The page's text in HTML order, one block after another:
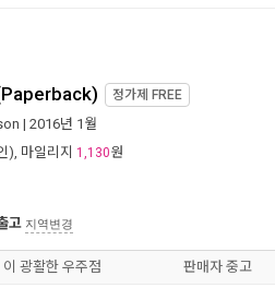
정가제 FREE
| 2016년 1월
), 마일리지 1,130원
고 지역변경
이 광활한 우주점 판매자 중고